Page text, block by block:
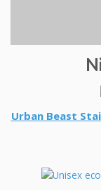
Urban Beast